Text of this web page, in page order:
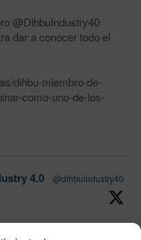
@DihbuIndustry40
dar a conocer todo el
dihbu-miembro-de-
como-uno-de-los-
4.0
@dihbuindustry40